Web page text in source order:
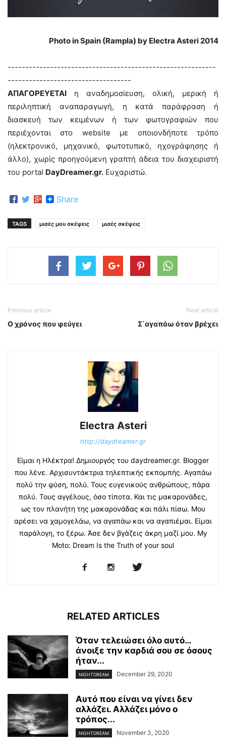
Photo in Spain (Rampla) by Electra Asteri 2014
-----------------------------------------------------------
-----------------------------------
ΑΠΑΓΟΡΕΥΕΤΑΙ η αναδημοσίευση, ολική, μερική ή
περιληπτική αναπαραγωγή, η κατά παράφραση ή
διασκευή των κειμένων ή των φωτογραφιών που
περιέχονται στο website με οποιονδήποτε τρόπο
(ηλεκτρονικό, μηχανικό, φωτοτυπικό, ηχογράφησης ή
άλλο), χωρίς προηγούμενη γραπτή άδεια του διαχειριστή
του portal DayDreamer.gr. Ευχαριστώ.
Share
TAGS μισές μου σκέψεις μισές σκέψεις
Previous article
Ο χρόνος που φεύγει
Next article
Σ΄αγαπάω όταν βρέχει
Electra Asteri
http://daydreamer.gr
Είμαι η Ηλέκτρα! Δημιουργός του daydreamer.gr. Blogger
που λένε. Αρχισυντάκτρια τηλεπτικής εκπομπής. Αγαπάω
πολύ την φύση, πολύ. Τους ευγενικούς ανθρώπους, πάρα
πολύ. Τους αγγέλους, όσο τίποτα. Και τις μακαρονάδες,
ως τον πλανήτη της μακαρονάδας και πάλι πίσω. Μου
αρέσει να χαμογελάω, να αγαπάω και να αγαπιέμαι. Είμαι
παράλογη, το ξέρω. Άσε δεν βγάζεις άκρη μαζί μου. My
Moto: Dream Is the Truth of your soul
RELATED ARTICLES
Όταν τελειώσει όλο αυτό…
άνοιξε την καρδιά σου σε όσους
ήταν...
NIGHTDREAM December 29, 2020
Αυτό που είναι να γίνει δεν
αλλάζει. Αλλάζει μόνο ο
τρόπος...
NIGHTDREAM November 3, 2020